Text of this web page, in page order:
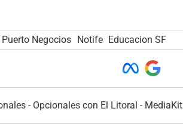
Puerto Negocios Notife Educacion SF
- Opcionales con El Litoral - MediaKit